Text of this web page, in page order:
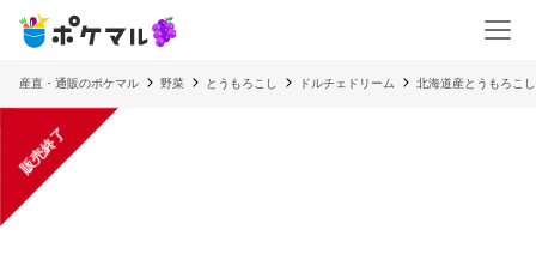
産直・通販のポケマル 野菜 とうもろこし ドルチェドリーム 北海道産とうもろこ
販売終了